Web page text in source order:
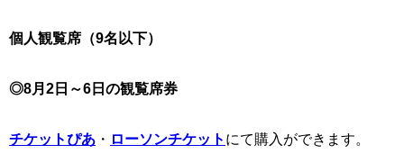
個人観覧席（9名以下）
◎8月2日～6日の観覧席券
チケットぴあ ・ ローソンチケット にて購入ができます。